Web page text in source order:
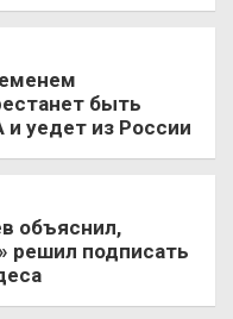
быть
уедет из России
объяснил,
решил подписать